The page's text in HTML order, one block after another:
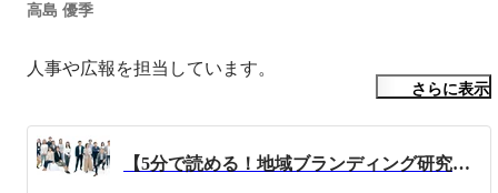
高島 優季
人事や広報を担当しています。
さらに表示
【5分で読める！地域ブランディング研究所のまるわかり記事】地域観光コンサルティング・インバウンド、地ブラが手掛ける「地域観光ビジネス」と「活躍できる人材像」を徹底取材！】